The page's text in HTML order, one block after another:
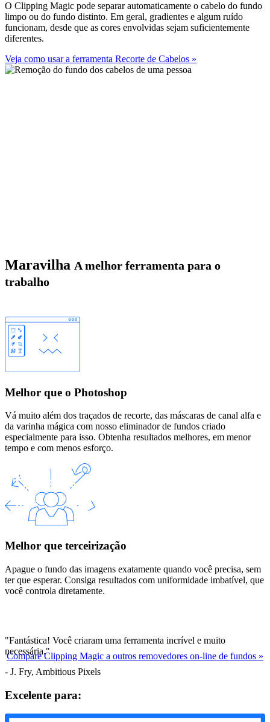
O Clipping Magic pode separar automaticamente o cabelo do fundo
limpo ou do fundo distinto. Em geral, gradientes e algum ruído
funcionam, desde que as cores envolvidas sejam suficientemente
diferentes.
Veja como usar a ferramenta Recorte de Cabelos »
Maravilha A melhor ferramenta para o
trabalho
Melhor que o Photoshop
Vá muito além dos traçados de recorte, das máscaras de canal alfa e
da varinha mágica com nosso eliminador de fundos criado
especialmente para isso. Obtenha resultados melhores, em menor
tempo e com menos esforço.
Melhor que terceirização
Apague o fundo das imagens exatamente quando você precisa, sem
ter que esperar. Consiga resultados com uniformidade imbatível, que
você controla diretamente.
Compare Clipping Magic a outros removedores on-line de fundos »
"Fantástica! Você criaram uma ferramenta incrível e muito
necessária."
- J. Fry, Ambitious Pixels
Excelente para: